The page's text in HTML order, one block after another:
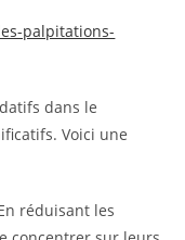
palpitations-
dans le
Voici une
réduisant les